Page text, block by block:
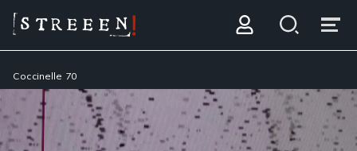
Coccinelle 70